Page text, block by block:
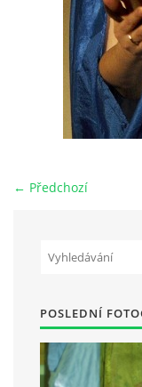
ČLENOVÉ -
HRY DO ROKU
MÍSTO PRO VAŠE
Občanská
← Předchozí
POSLEDNÍ